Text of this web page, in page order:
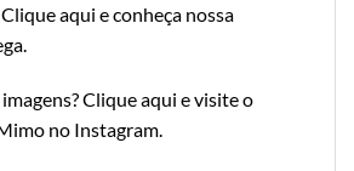
Clique aqui e conheça nossa
Clique aqui e visite o
no Instagram.